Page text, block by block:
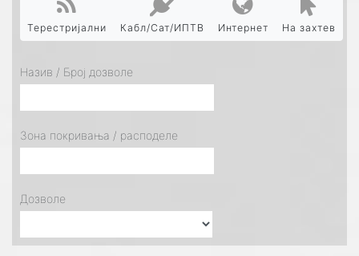
Терестријални Кабл/Сат/ИПТВ Интернет На захтев
Назив / Број дозволе
Зона покривања / расподеле
Дозволе